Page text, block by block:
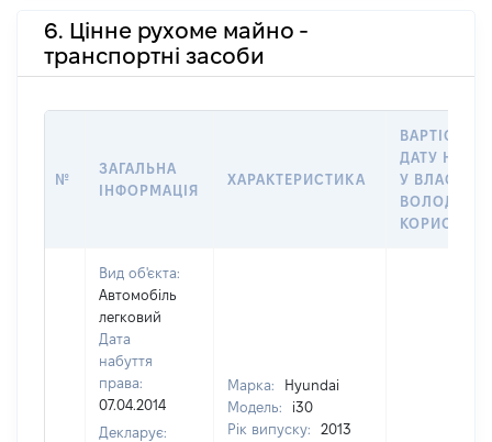
6. Цінне рухоме майно -
транспортні засоби
№
ЗАГАЛЬНА
ІНФОРМАЦІЯ
ХАРАКТЕРИСТИКА
ВАРТІСТЬ
ДАТУ
У
Вид об'єкта:
Автомобіль
легковий
Дата
набуття
права:
07.04.2014
Декларує:
Марка:
Hyundai
Модель:
i30
Рік випуску:
2013